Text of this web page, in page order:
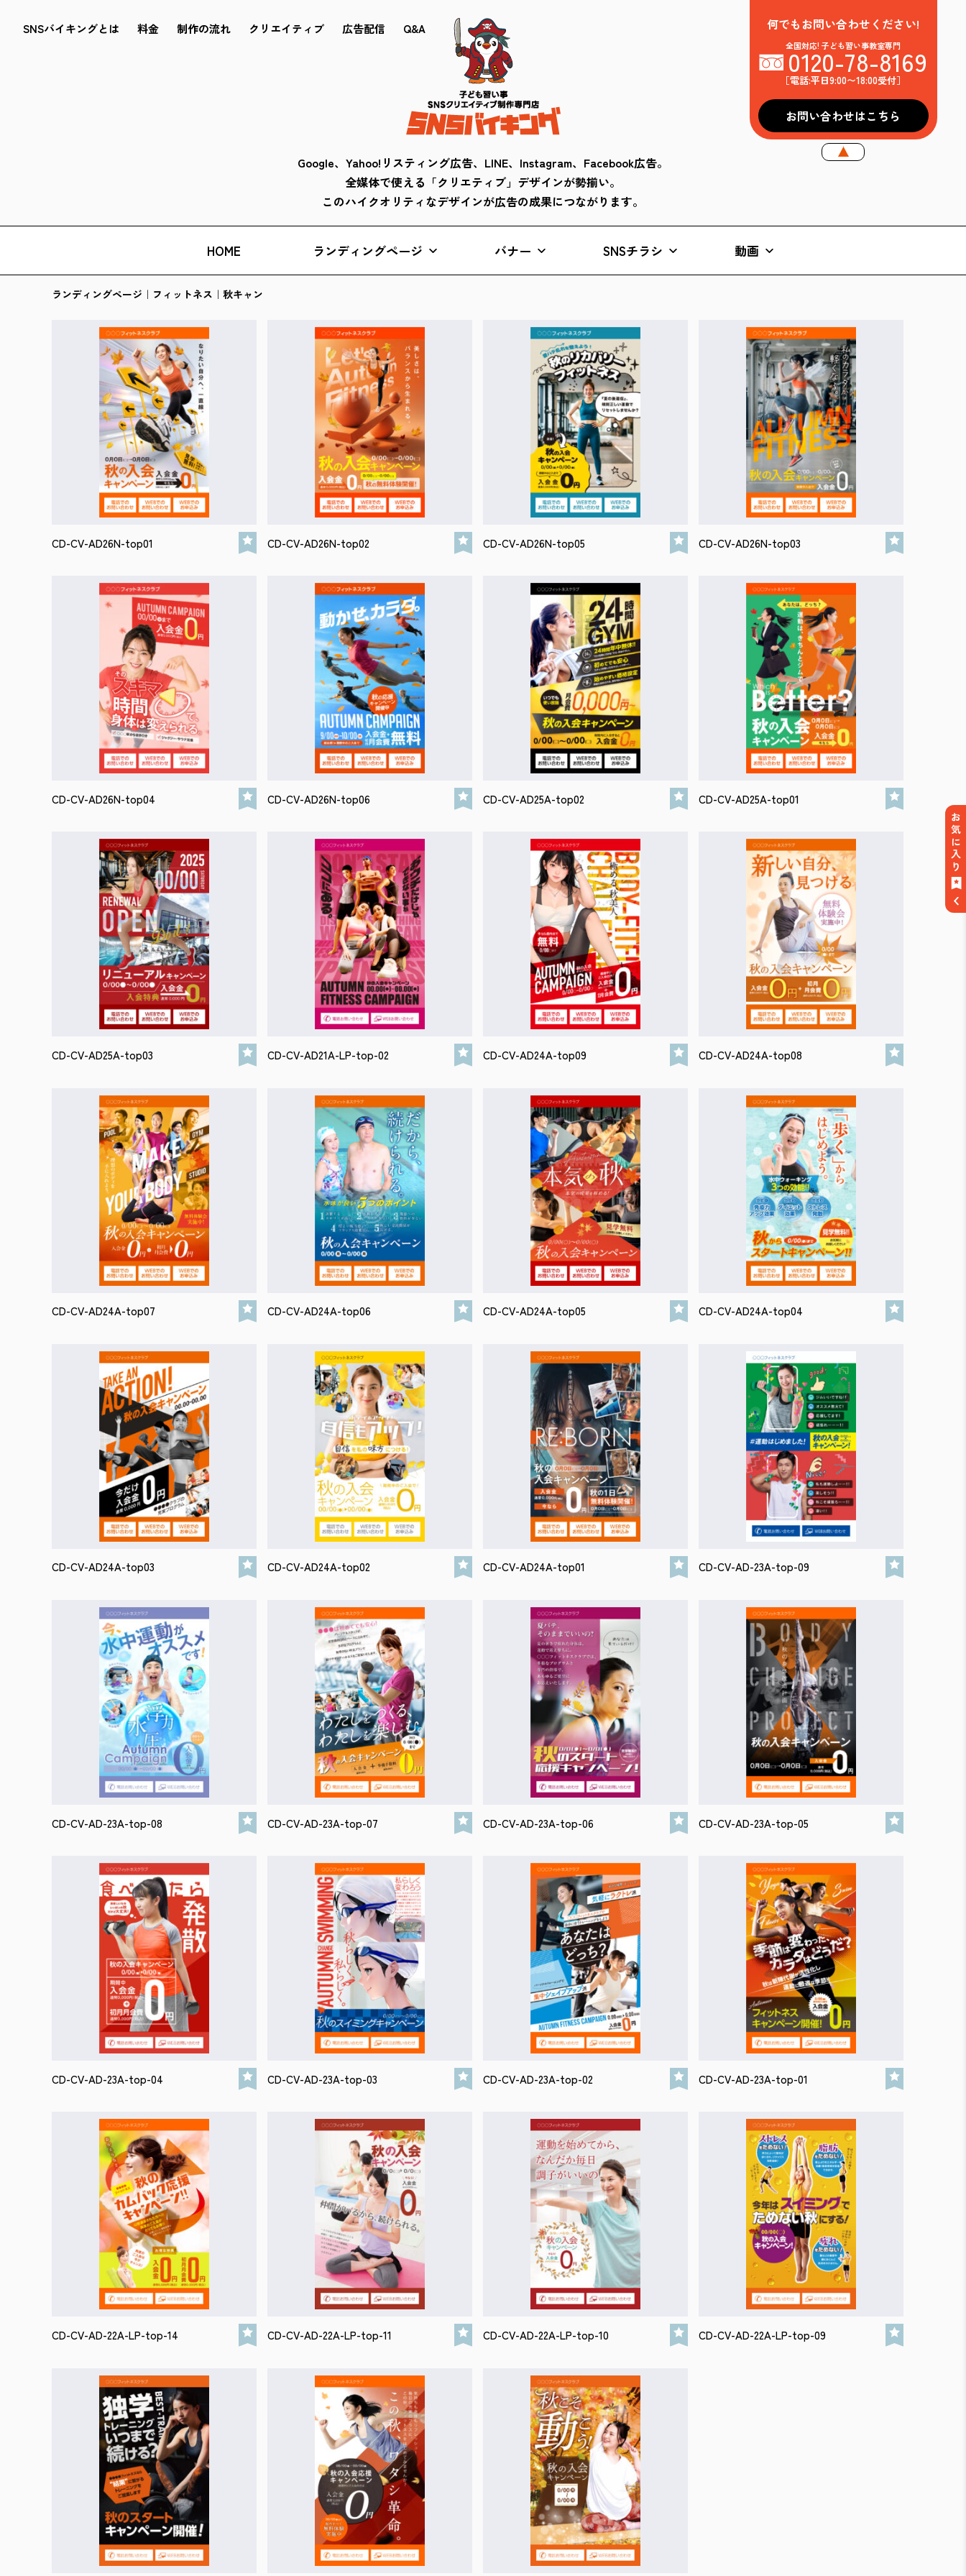
Google、Yahoo!リスティング広告、LINE、Instagram、Facebook広告。
全媒体で使える「クリエティブ」デザインが勢揃い。
このハイクオリティなデザインが広告の成果につながります。
SNSバイキングとは 料金 制作の流れ クリエイティブ 広告配信 Q&A 何でもお問い合わせください!
全国対応! 子ども習い事教室専門
0120-78-8169
［電話:平日9:00〜18:00受付］
お問い合わせはこちら
HOME ランディングページ バナー SNSチラシ 動画
ランディングページ｜フィットネス｜秋キャン
CD-CV-AD26N-top01 CD-CV-AD26N-top02 CD-CV-AD26N-top05 CD-CV-AD26N-top03
CD-CV-AD26N-top04 CD-CV-AD26N-top06 CD-CV-AD25A-top02 CD-CV-AD25A-top01
CD-CV-AD25A-top03 CD-CV-AD21A-LP-top-02 CD-CV-AD24A-top09 CD-CV-AD24A-top08
CD-CV-AD24A-top07 CD-CV-AD24A-top06 CD-CV-AD24A-top05 CD-CV-AD24A-top04
CD-CV-AD24A-top03 CD-CV-AD24A-top02 CD-CV-AD24A-top01 CD-CV-AD-23A-top-09
CD-CV-AD-23A-top-08 CD-CV-AD-23A-top-07 CD-CV-AD-23A-top-06 CD-CV-AD-23A-top-05
CD-CV-AD-23A-top-04 CD-CV-AD-23A-top-03 CD-CV-AD-23A-top-02 CD-CV-AD-23A-top-01
CD-CV-AD-22A-LP-top-14 CD-CV-AD-22A-LP-top-11 CD-CV-AD-22A-LP-top-10 CD-CV-AD-22A-LP-top-09
お気に入り